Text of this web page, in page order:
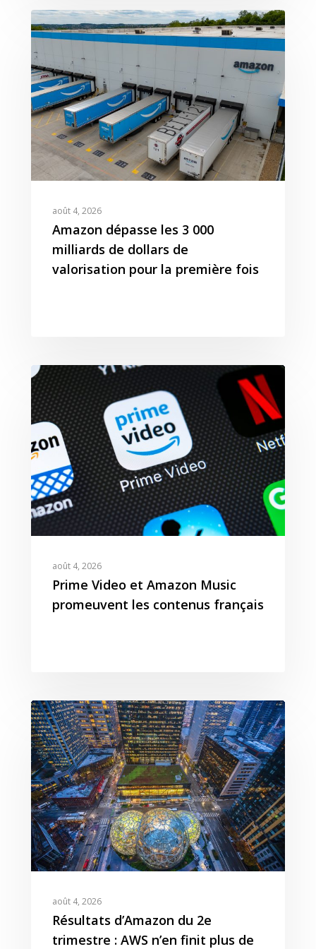
août 4, 2026
Amazon dépasse les 3 000
milliards de dollars de
valorisation pour la première fois
août 4, 2026
Prime Video et Amazon Music
promeuvent les contenus français
août 4, 2026
Résultats d’Amazon du 2e
trimestre : AWS n’en finit plus de